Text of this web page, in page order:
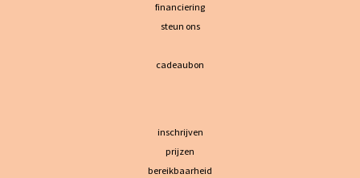
financiering
steun ons
cadeaubon
inschrijven
prijzen
bereikbaarheid